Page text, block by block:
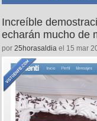
Increíble
echarán mucho de
por 25horasaldia el 15 mar